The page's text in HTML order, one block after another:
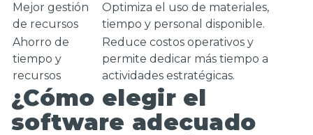
Mejor gestión
de recursos
Optimiza el uso de materiales,
tiempo y personal disponible.
Ahorro de
tiempo y
recursos
Reduce costos operativos y
permite dedicar más tiempo a
actividades estratégicas.
¿Cómo elegir el
software adecuado